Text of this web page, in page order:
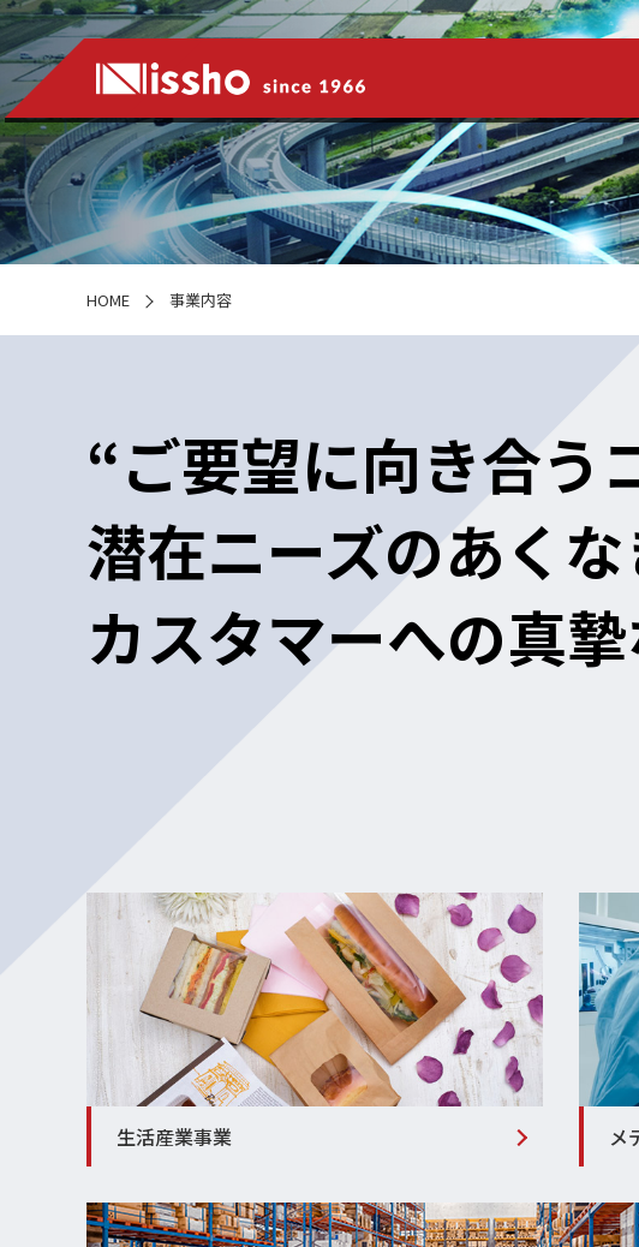
HOME 事業内容
“ご要望に向き合う
潜在ニーズのあくな
カスタマーへの真
生活産業事業 メ